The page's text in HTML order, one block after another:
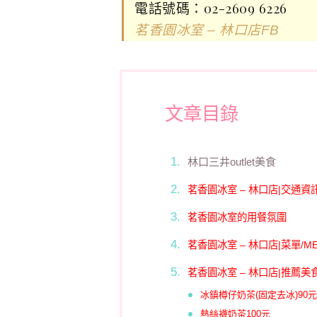
電話號碼：02-2609 6226
茗香園冰室 – 林口店FB
文章目錄
林口三井outlet美食
茗香園冰室 – 林口店|交通資
茗香園冰室的用餐氛圍
茗香園冰室 – 林口店|菜單/
茗香園冰室 – 林口店|推薦美
冰鎮樽仔奶茶(固定去冰)90元
熱絲襪奶茶100元